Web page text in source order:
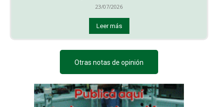
23/07/2026
Leer más
Otras notas de opinión